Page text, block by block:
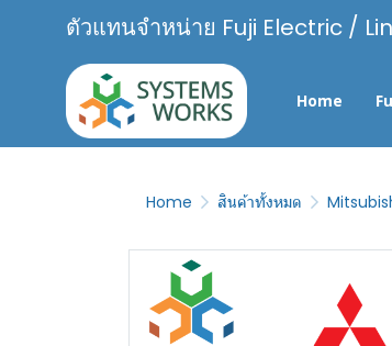
ตัวแทนจำหน่าย Fuji Electric /
Home
Home สินค้าทั้งหมด